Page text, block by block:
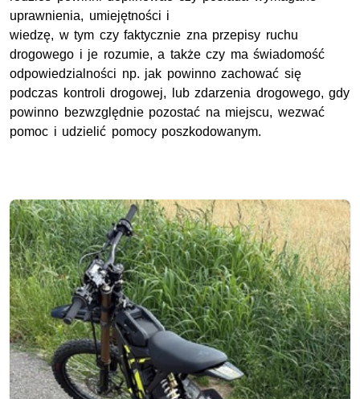
uprawnienia, umiejętności i
wiedzę, w tym czy faktycznie zna przepisy ruchu
drogowego i je rozumie, a także czy ma świadomość
odpowiedzialności np. jak powinno zachować się
podczas kontroli drogowej, lub zdarzenia drogowego, gdy
powinno bezwzględnie pozostać na miejscu, wezwać
pomoc i udzielić pomocy poszkodowanym.